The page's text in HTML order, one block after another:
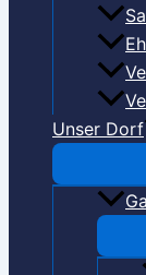
Unser Dorf